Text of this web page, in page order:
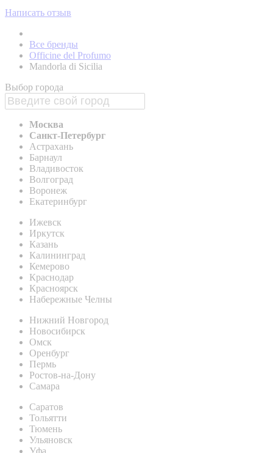
Написать отзыв
Все бренды
Officine del Profumo
Mandorla di Sicilia
Выбор города
Москва
Санкт-Петербург
Астрахань
Барнаул
Владивосток
Волгоград
Воронеж
Екатеринбург
Ижевск
Иркутск
Казань
Калининград
Кемерово
Краснодар
Красноярск
Набережные Челны
Нижний Новгород
Новосибирск
Омск
Оренбург
Пермь
Ростов-на-Дону
Самара
Саратов
Тольятти
Тюмень
Ульяновск